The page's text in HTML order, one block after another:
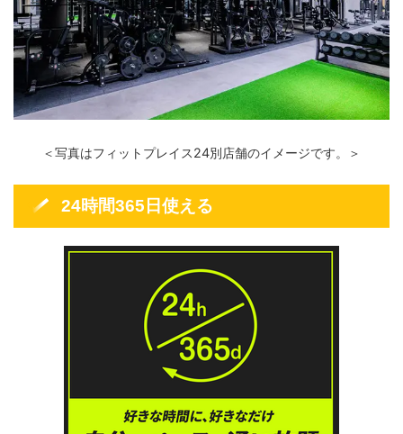
＜写真はフィットプレイス24別店舗のイメージです。＞
24時間365日使える